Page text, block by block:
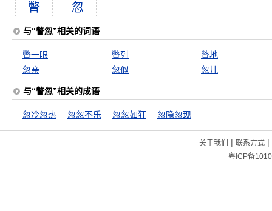
瞥 忽
与“瞥忽”相关的词语
瞥一眼 瞥列
瞥地
忽亲
忽似 忽儿
与“瞥忽”相关的成语
忽冷忽热 忽忽不乐 忽忽如狂 忽隐忽现
关于我们 | 联系方式|
粤ICP备